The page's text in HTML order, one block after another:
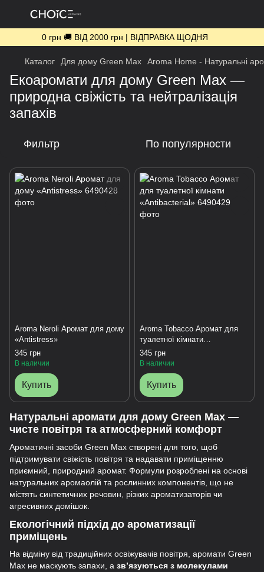
0 грн 🚚 ВІД 2000 грн | ВІДПРАВКА ЩОДНЯ
Каталог Для дому Green Max Aroma Home - Натуральні
Екоаромати для дому Green Max —
природна свіжість та нейтралізація
запахів
Фильтр По популярности
Aroma Neroli Аромат для дому
«Antistress»
345 грн
В наличии
Купить
Aroma Tobacco Аромат для
туалетної кімнати
«Antibacterial»
345 грн
В наличии
Купить
Натуральні аромати для дому Green Max —
чисте повітря та атмосферний комфорт
Ароматичні засоби Green Max створені для того, щоб
підтримувати свіжість повітря та надавати приміщенню
приємний, природний аромат. Формули розроблені на основі
натуральних аромаолій та рослинних компонентів, що не
містять синтетичних речовин, різких ароматизаторів чи
агресивних домішок.
Екологічний підхід до ароматизації
приміщень
На відміну від традиційних освіжувачів повітря, аромати Green
Max не маскують запахи, а зв’язуються з молекулами